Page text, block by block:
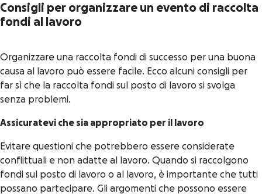
Consigli per organizzare un evento di raccolta
fondi al lavoro
Organizzare una raccolta fondi di successo per una buona
causa al lavoro può essere facile. Ecco alcuni consigli per
far sì che la raccolta fondi sul posto di lavoro si svolga
senza problemi.
Assicuratevi che sia appropriato per il lavoro
Evitare questioni che potrebbero essere considerate
conflittuali e non adatte al lavoro. Quando si raccolgono
fondi sul posto di lavoro o al lavoro, è importante che tutti
possano partecipare. Gli argomenti che possono essere